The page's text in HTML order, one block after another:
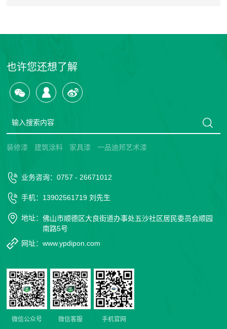
也许您还想了解
装修漆 建筑涂料 家具漆 一品迪邦艺术漆
业务咨询：0757 - 26671012
手机：13902561719 刘先生
地址：佛山市顺德区大良街道办事处五沙社区居民委员会顺园
南路5号
网址：www.ypdipon.com
微信公众号 微信客服 手机官网